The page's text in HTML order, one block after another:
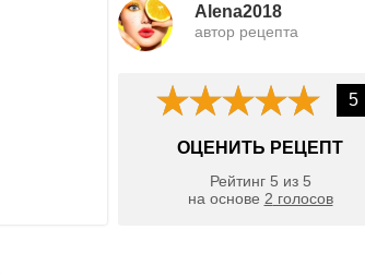
Alena2018
автор рецепта
5
ОЦЕНИТЬ РЕЦЕПТ
Рейтинг 5 из 5
на основе 2 голосов